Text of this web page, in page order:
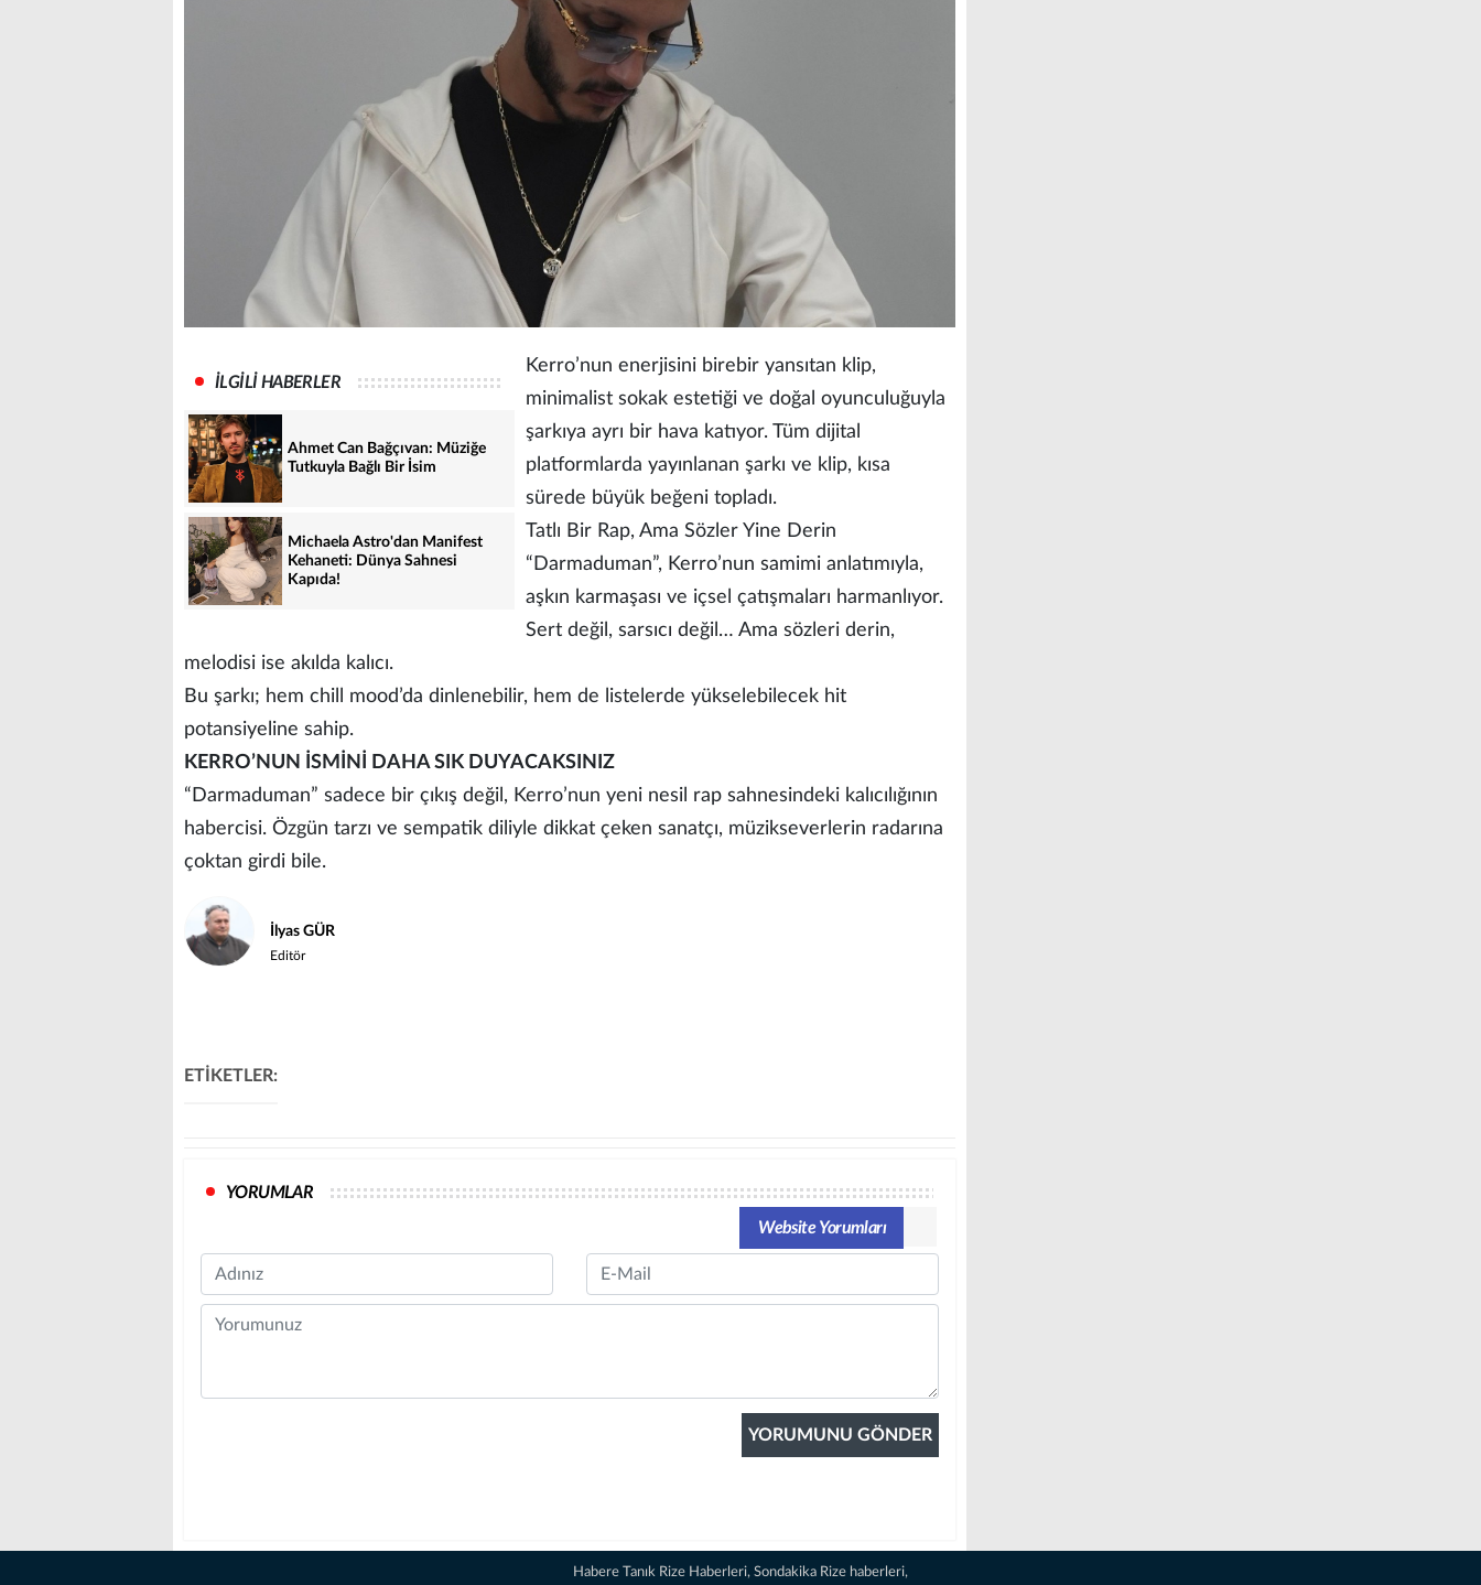
İLGİLİ HABERLER
Ahmet Can Bağçıvan: Müziğe
Tutkuyla Bağlı Bir İsim
Michaela Astro'dan Manifest
Kehaneti: Dünya Sahnesi
Kapıda!
Kerro’nun enerjisini birebir yansıtan klip,
minimalist sokak estetiği ve doğal oyunculuğuyla
şarkıya ayrı bir hava katıyor. Tüm dijital
platformlarda yayınlanan şarkı ve klip, kısa
sürede büyük beğeni topladı.
Tatlı Bir Rap, Ama Sözler Yine Derin
“Darmaduman”, Kerro’nun samimi anlatımıyla,
aşkın karmaşası ve içsel çatışmaları harmanlıyor.
Sert değil, sarsıcı değil… Ama sözleri derin,
melodisi ise akılda kalıcı.
Bu şarkı; hem chill mood’da dinlenebilir, hem de listelerde yükselebilecek hit
potansiyeline sahip.
KERRO’NUN İSMİNİ DAHA SIK DUYACAKSINIZ
“Darmaduman” sadece bir çıkış değil, Kerro’nun yeni nesil rap sahnesindeki kalıcılığının
habercisi. Özgün tarzı ve sempatik diliyle dikkat çeken sanatçı, müzikseverlerin radarına
çoktan girdi bile.
İlyas GÜR
Editör
ETİKETLER:
YORUMLAR
Website Yorumları
Name Email
Comment
Habere Tanık Rize Haberleri, Sondakika Rize haberleri,